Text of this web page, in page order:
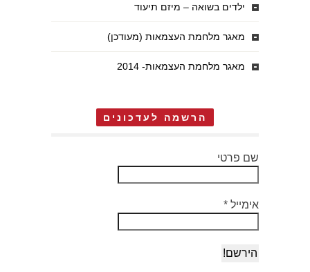
ילדים בשואה – מיזם תיעוד
מאגר מלחמת העצמאות (מעודכן)
מאגר מלחמת העצמאות- 2014
הרשמה לעדכונים
שם פרטי
אימייל *